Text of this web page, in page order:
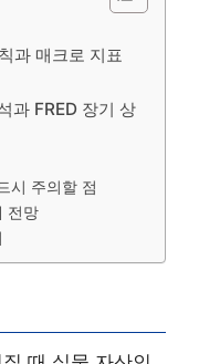
과 매크로 지표
과 FRED 장기 상
시 주의할 점
전망